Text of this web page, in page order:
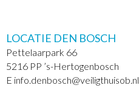
LOCATIE DEN BOSCH
Pettelaarpark 66
5216 PP ’s-Hertogenbosch
E info.denbosch@veiligthuisob.nl